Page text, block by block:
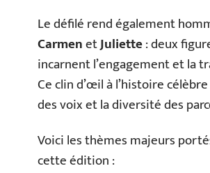
Le défilé rend également
CarmenetJuliette: deux
incarnent l’engagement et la
Ce clin d’œil à l’histoire
des voix et la diversité des
Voici les thèmes majeurs
cette édition :